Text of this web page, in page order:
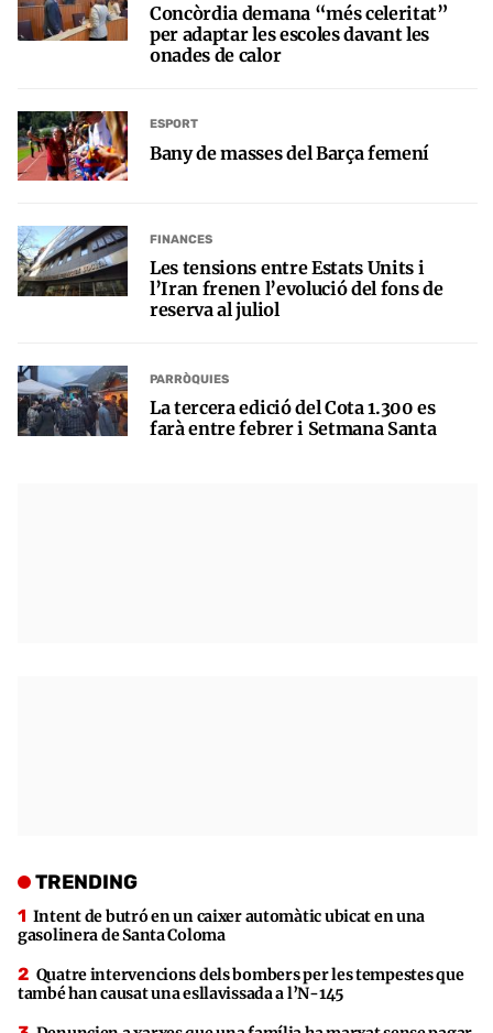
Concòrdia demana “més celeritat”
per adaptar les escoles davant les
onades de calor
ESPORT
Bany de masses del Barça femení
FINANCES
Les tensions entre Estats Units i
l’Iran frenen l’evolució del fons de
reserva al juliol
PARRÒQUIES
La tercera edició del Cota 1.300 es
farà entre febrer i Setmana Santa
TRENDING
Intent de butró en un caixer automàtic ubicat en una
gasolinera de Santa Coloma
Quatre intervencions dels bombers per les tempestes que
també han causat una esllavissada a l’N-145